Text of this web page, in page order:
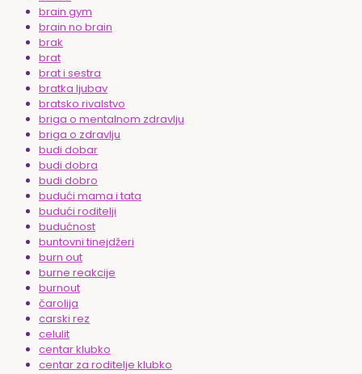
brain gym
brain no brain
brak
brat
brat i sestra
bratka ljubav
bratsko rivalstvo
briga o mentalnom zdravlju
briga o zdravlju
budi dobar
budi dobra
budi dobro
budući mama i tata
budući roditelji
budućnost
buntovni tinejdžeri
burn out
burne reakcije
burnout
čarolija
carski rez
celulit
centar klubko
centar za roditelje klubko